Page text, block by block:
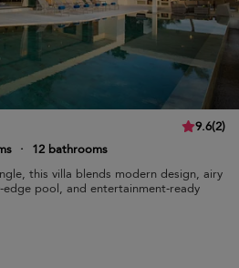
9.6(2)
·
12 bathrooms
this villa blends modern design, airy
pool, and entertainment-ready